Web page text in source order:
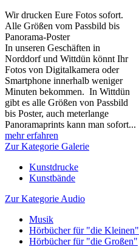
Wir drucken Eure Fotos sofort.
Alle Größen vom Passbild bis
Panorama-Poster
In unseren Geschäften in
Norddorf und Wittdün könnt Ihr
Fotos von Digitalkamera oder
Smartphone innerhalb weniger
Minuten bekommen. In Wittdün
gibt es alle Größen von Passbild
bis Poster, auch meterlange
Panoramaprints kann man sofort...
mehr erfahren
Zur Kategorie Galerie
Kunstdrucke
Kunstbände
Zur Kategorie Audio
Musik
Hörbücher für "die Kleinen"
Hörbücher für "die Großen"